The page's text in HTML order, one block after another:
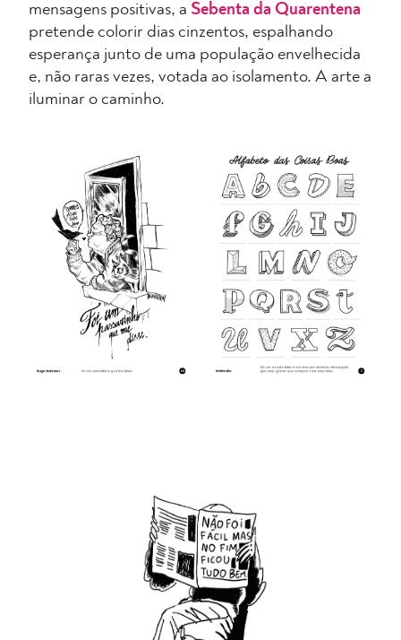
mensagens positivas, a Sebenta da Quarentena
pretende colorir dias cinzentos, espalhando
esperança junto de uma população envelhecida
e, não raras vezes, votada ao isolamento. A arte a
iluminar o caminho.